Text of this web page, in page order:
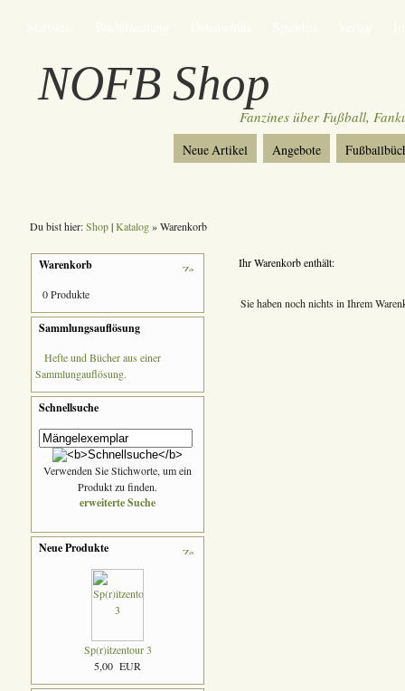
NOFB Shop
Fanzines über Fußball,
Neue Artikel Angebote
Du bist hier:Shop|Katalog» Warenkorb
Warenkorb
0 Produkte
Sammlungsauflösung
Hefte und Bücher aus einer
Sammlungauflösung.
Schnellsuche
Verwenden Sie Stichworte, um ein
Produkt zu finden.
erweiterte Suche
Neue Produkte
Sp(r)itzentour 3
5,00 EUR
Ihr Warenkorb enthält:
Sie haben noch nichts in Ihrem